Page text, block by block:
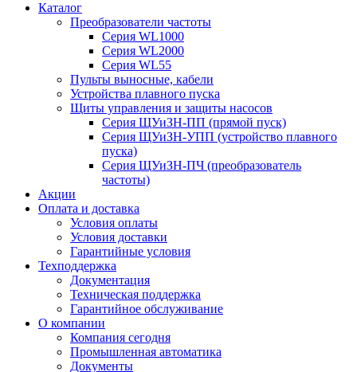
Каталог
Преобразователи частоты
Серия WL1000
Серия WL2000
Серия WL55
Пульты выносные, кабели
Устройства плавного пуска
Щиты управления и защиты насосов
Серия ЩУиЗН-ПП (прямой пуск)
Серия ЩУиЗН-УПП (устройство плавного
пуска)
Серия ЩУиЗН-ПЧ (преобразователь
частоты)
Акции
Оплата и доставка
Условия оплаты
Условия доставки
Гарантийные условия
Техподдержка
Документация
Техническая поддержка
Гарантийное обслуживание
О компании
Компания сегодня
Промышленная автоматика
Документы